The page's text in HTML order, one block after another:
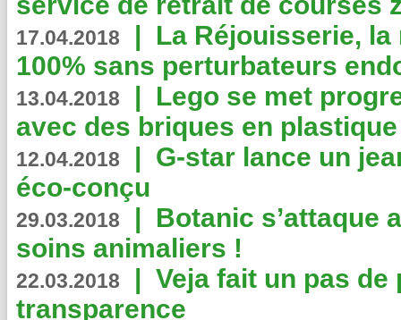
17.04.2018 | La Réjouisserie,
100% sans perturbateurs
13.04.2018 | Lego se met
avec des briques en
12.04.2018 | G-star lance un
éco-conçu
29.03.2018 | Botanic s’attaque
soins animaliers !
22.03.2018 | Veja fait un pas de
transparence